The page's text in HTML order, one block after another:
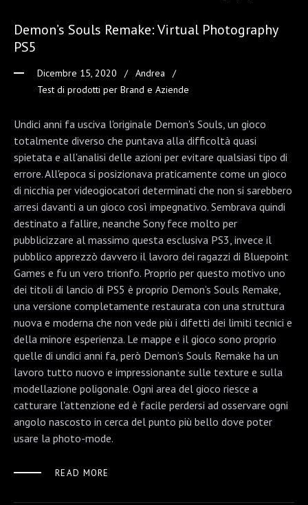
Demon’s Souls Remake: Virtual Photography
PS5
Dicembre 15, 2020
Andrea
Test di prodotti per Brand e Aziende
Undici anni fa usciva l'originale Demon's Souls, un gioco
totalmente diverso che puntava alla difficoltà quasi
spietata e all'analisi delle azioni per evitare qualsiasi tipo di
errore. All'epoca si posizionava praticamente come un gioco
di nicchia per videogiocatori determinati che non si sarebbero
arresi davanti a un gioco così impegnativo. Sembrava quindi
destinato a fallire, neanche Sony fece molto per
pubblicizzare al massimo questa esclusiva PS3, invece il
pubblico apprezzò davvero il lavoro dei ragazzi di Bluepoint
Games e fu un vero trionfo. Proprio per questo motivo uno
dei titoli di lancio di PS5 è proprio Demon’s Souls Remake,
una versione completamente restaurata con una struttura
nuova e moderna che non vede più i difetti dei limiti tecnici e
della minore esperienza. Le mappe e il gioco sono proprio
quelle di undici anni fa, però Demon’s Souls Remake ha un
lavoro tutto nuovo e impressionante sulle texture e sulla
modellazione poligonale. Ogni area del gioco riesce a
catturare l'attenzione ed è facile perdersi ad osservare ogni
angolo nascosto in cerca del punto più bello dove poter
usare la photo-mode.
READ MORE